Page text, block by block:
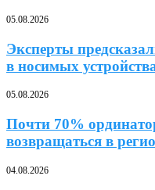
05.08.2026
Эксперты
в носимых
05.08.2026
Почти 70%
возвращаться в
04.08.2026